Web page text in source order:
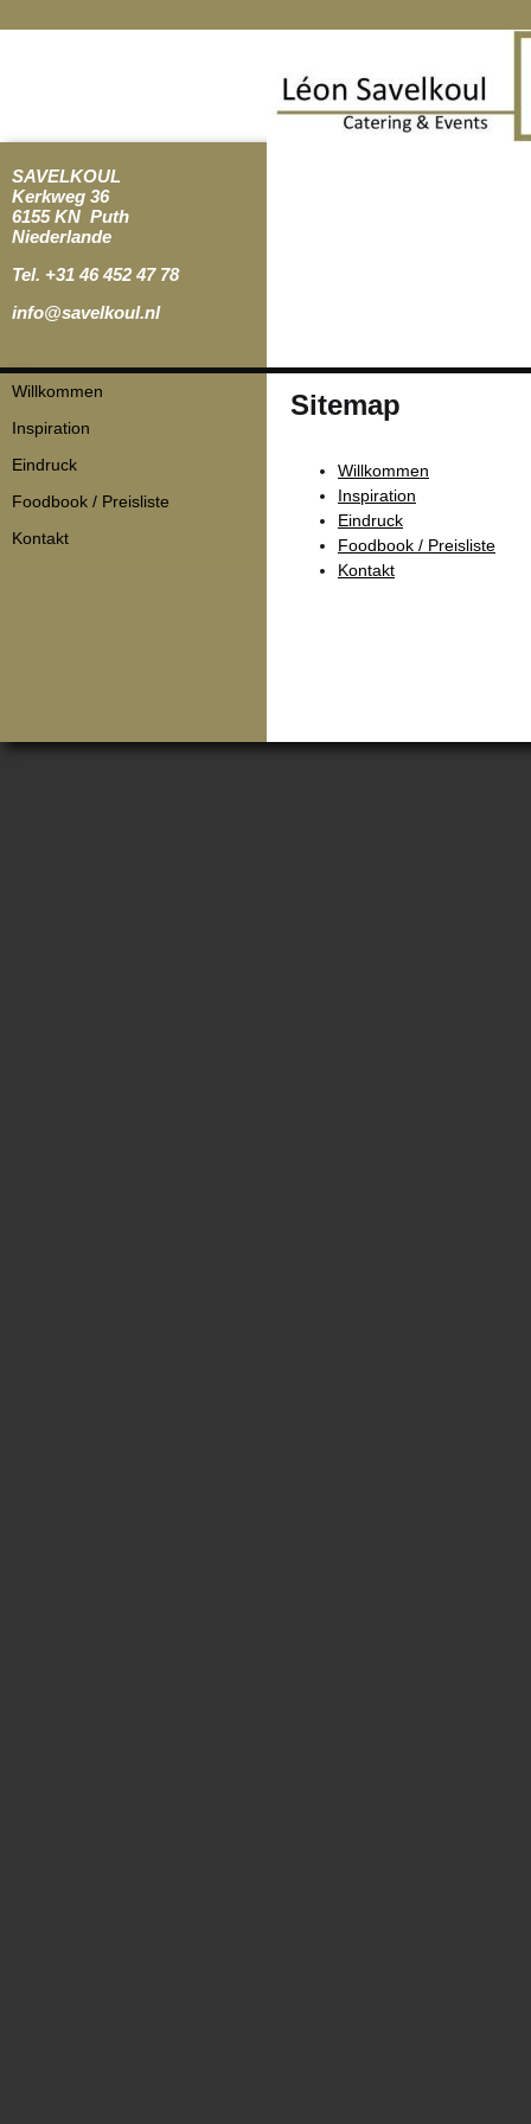
SAVELKOUL
Kerkweg 36
6155 KN Puth
Niederlande
Tel. +31 46 452 47 78
info@savelkoul.nl
Sitemap
Willkommen
Inspiration
Eindruck
Foodbook / Preisliste
Kontakt
Navigation
Willkommen
Inspiration
Eindruck
Foodbook / Preisliste
Kontakt